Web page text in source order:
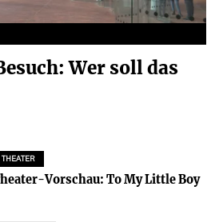
Wer soll das
THEATER
Vorschau: To My Little Boy